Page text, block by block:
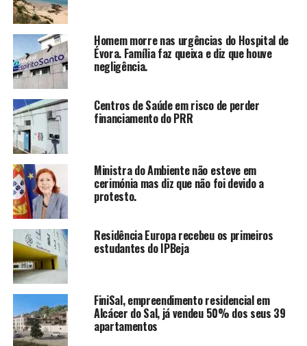
Homem morre nas urgências do Hospital de
Évora. Família faz queixa e diz que houve
negligência.
Centros de Saúde em risco de perder
financiamento do PRR
Ministra do Ambiente não esteve em
cerimónia mas diz que não foi devido a
protesto.
Residência Europa recebeu os primeiros
estudantes do IPBeja
FiniSal, empreendimento residencial em
Alcácer do Sal, já vendeu 50% dos seus 39
apartamentos